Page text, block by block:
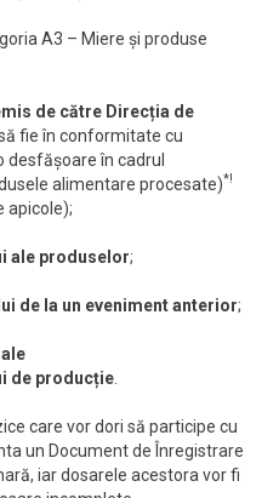
A3 – Miere și produse
de către Direcția de
fie în conformitate cu
desfășoare în cadrul
alimentare procesate)*!
apicole);
ale produselor;
de la un eveniment anterior;
de producție
care vor dori să participe cu
un Document de Înregistrare
iar dosarele acestora vor fi